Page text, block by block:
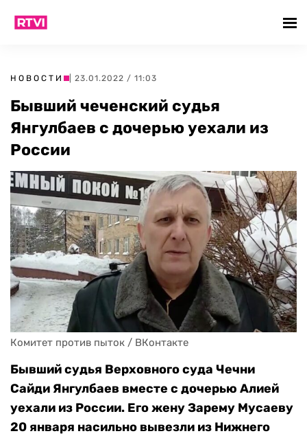
НОВОСТИ | 23.01.2022 / 11:03
Бывший чеченский судья
Янгулбаев с дочерью уехали из
России
Комитет против пыток / ВКонтакте
Бывший судья Верховного суда Чечни
Сайди Янгулбаев вместе с дочерью Алией
уехали из России. Его жену Зарему Мусаеву
20 января насильно вывезли из Нижнего